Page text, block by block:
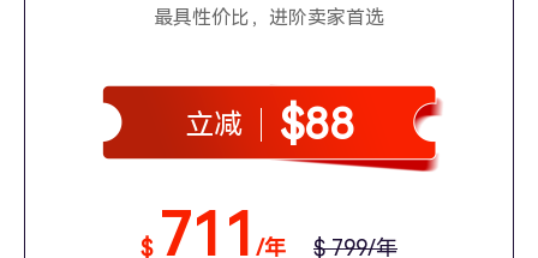
最具性价比，进阶卖家首选
立减 $88
$ 711 /年 $ 799/年